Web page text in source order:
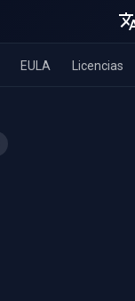
English
EULA Licencias